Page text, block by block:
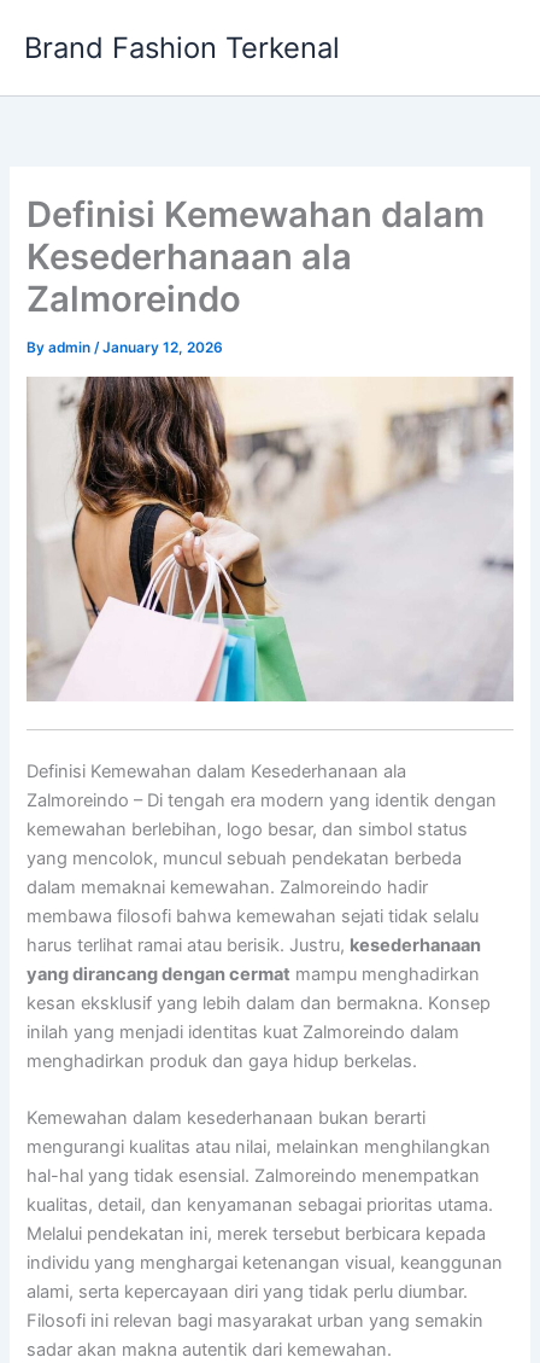
Brand Fashion Terkenal
Definisi Kemewahan dalam
Kesederhanaan ala
Zalmoreindo
Byadmin/January 12, 2026
Definisi Kemewahan dalam Kesederhanaan ala
Zalmoreindo – Di tengah era modern yang identik dengan
kemewahan berlebihan, logo besar, dan simbol status
yang mencolok, muncul sebuah pendekatan berbeda
dalam memaknai kemewahan. Zalmoreindo hadir
membawa filosofi bahwa kemewahan sejati tidak selalu
harus terlihat ramai atau berisik. Justru, kesederhanaan
yang dirancang dengan cermat mampu menghadirkan
kesan eksklusif yang lebih dalam dan bermakna. Konsep
inilah yang menjadi identitas kuat Zalmoreindo dalam
menghadirkan produk dan gaya hidup berkelas.
Kemewahan dalam kesederhanaan bukan berarti
mengurangi kualitas atau nilai, melainkan menghilangkan
hal-hal yang tidak esensial. Zalmoreindo menempatkan
kualitas, detail, dan kenyamanan sebagai prioritas utama.
Melalui pendekatan ini, merek tersebut berbicara kepada
individu yang menghargai ketenangan visual, keanggunan
alami, serta kepercayaan diri yang tidak perlu diumbar.
Filosofi ini relevan bagi masyarakat urban yang semakin
sadar akan makna autentik dari kemewahan.